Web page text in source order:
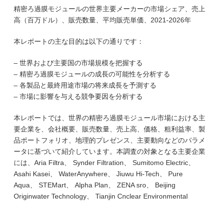
精密ろ過膜モジュールの世界主要メーカーの市場シェア、売上
高（百万ドル）、販売数量、平均販売単価、2021-2026年
本レポートの主な目的は以下の通りです：
– 世界および主要国の市場規模を把握する
– 精密ろ過膜モジュールの成長の可能性を分析する
– 各製品と最終用途市場の将来成長を予測する
– 市場に影響を与える競争要因を分析する
本レポートでは、世界の精密ろ過膜モジュール市場における主
要企業を、会社概要、販売数量、売上高、価格、粗利益率、製
品ポートフォリオ、地理的プレゼンス、主要動向などのパラメ
ータに基づいて紹介しています。本調査の対象となる主要企業
には、Aria Filtra、 Synder Filtration、 Sumitomo Electric、
Asahi Kasei、 WaterAnywhere、 Jiuwu Hi-Tech、 Pure
Aqua、 STEMart、 Alpha Plan、 ZENA sro、 Beijing
Originwater Technology、 Tianjin Cnclear Environmental